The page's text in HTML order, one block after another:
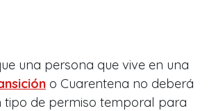
una persona que vive en una
o Cuarentena no deberá
tipo de permiso temporal para